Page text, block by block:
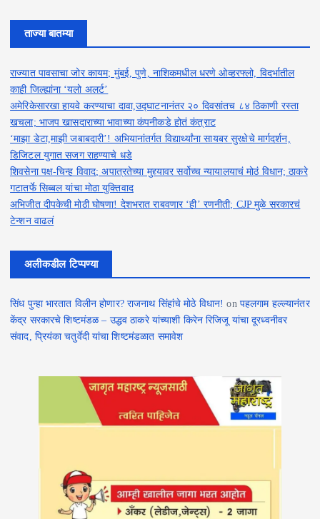
ताज्या बातम्या
राज्यात पावसाचा जोर कायम; मुंबई, पुणे, नाशिकमधील धरणे ओव्हरफ्लो, विदर्भातील
काही जिल्ह्यांना ‘यलो अलर्ट’
अमेरिकेसारखा हायवे करण्याचा दावा,उद्घाटनानंतर २० दिवसांतच ८४ ठिकाणी रस्ता
खचला; भाजप खासदाराच्या भावाच्या कंपनीकडे होतं कंत्राट
‘माझा डेटा,माझी जबाबदारी’! अभियानांतर्गत विद्यार्थ्यांना सायबर सुरक्षेचे मार्गदर्शन,
डिजिटल युगात सजग राहण्याचे धडे
शिवसेना पक्ष-चिन्ह विवाद; अपात्रतेच्या मुद्द्यावर सर्वोच्च न्यायालयाचं मोठं विधान; ठाकरे
गटातर्फे सिब्बल यांचा मोठा युक्तिवाद
अभिजीत दीपकेची मोठी घोषणा! देशभरात राबवणार ‘ही’ रणनीती; CJP मुळे सरकारचं
टेन्शन वाढलं
अलीकडील टिप्पण्या
सिंध पुन्हा भारतात विलीन होणार? राजनाथ सिंहांचे मोठे विधान! on पहलगाम हल्ल्यानंतर
केंद्र सरकारचे शिष्टमंडळ – उद्धव ठाकरे यांच्याशी किरेन रिजिजू यांचा दूरध्वनीवर
संवाद, प्रियंका चतुर्वेदी यांचा शिष्टमंडळात समावेश